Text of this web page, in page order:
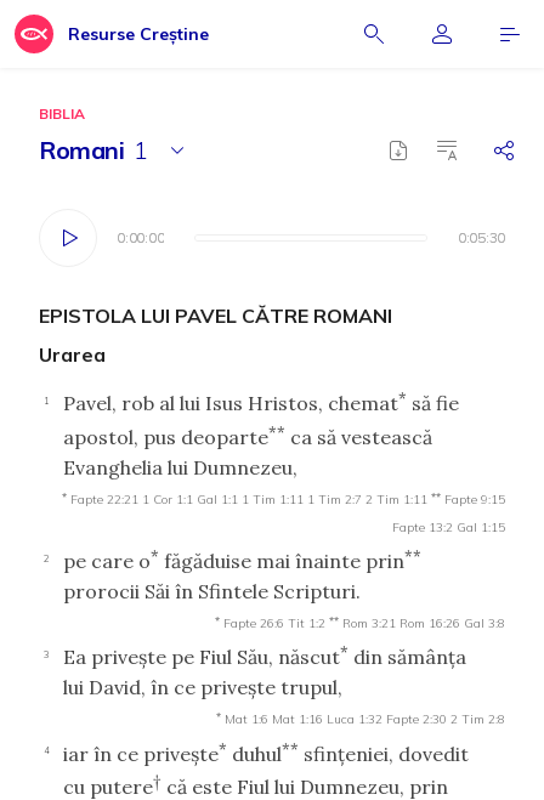
Resurse Creștine
BIBLIA
Romani 1
0:00:00 0:05:30
0:00:00 0:05:30
EPISTOLA LUI PAVEL CĂTRE ROMANI
Urarea
1 Pavel, rob al lui Isus Hristos, chemat* să fie
apostol, pus deoparte** ca să vestească
Evanghelia lui Dumnezeu,
* Fapte 22:21 1 Cor 1:1 Gal 1:1 1 Tim 1:11 1 Tim 2:7 2 Tim 1:11 ** Fapte 9:15
Fapte 13:2 Gal 1:15
2 pe care o* făgăduise mai înainte prin**
prorocii Săi în Sfintele Scripturi.
* Fapte 26:6 Tit 1:2 ** Rom 3:21 Rom 16:26 Gal 3:8
3 Ea priveşte pe Fiul Său, născut* din sămânţa
lui David, în ce priveşte trupul,
* Mat 1:6 Mat 1:16 Luca 1:32 Fapte 2:30 2 Tim 2:8
4 iar în ce priveşte* duhul** sfinţeniei, dovedit
cu putere† că este Fiul lui Dumnezeu, prin